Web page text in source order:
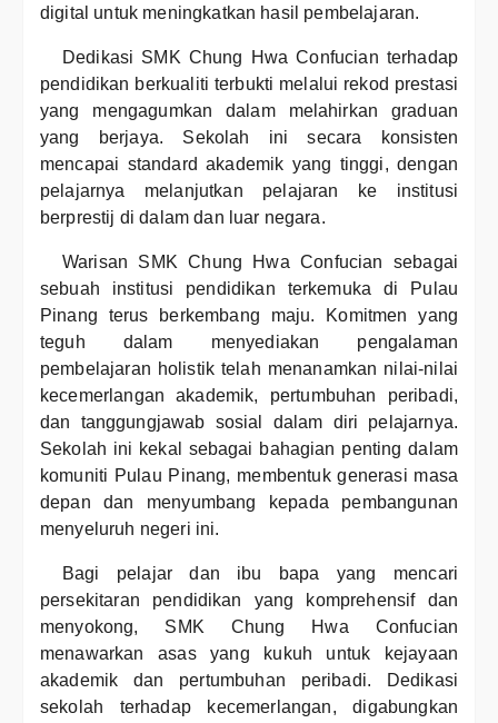
digital untuk meningkatkan hasil pembelajaran.
Dedikasi SMK Chung Hwa Confucian terhadap
pendidikan berkualiti terbukti melalui rekod prestasi
yang mengagumkan dalam melahirkan graduan
yang berjaya. Sekolah ini secara konsisten
mencapai standard akademik yang tinggi, dengan
pelajarnya melanjutkan pelajaran ke institusi
berprestij di dalam dan luar negara.
Warisan SMK Chung Hwa Confucian sebagai
sebuah institusi pendidikan terkemuka di Pulau
Pinang terus berkembang maju. Komitmen yang
teguh dalam menyediakan pengalaman
pembelajaran holistik telah menanamkan nilai-nilai
kecemerlangan akademik, pertumbuhan peribadi,
dan tanggungjawab sosial dalam diri pelajarnya.
Sekolah ini kekal sebagai bahagian penting dalam
komuniti Pulau Pinang, membentuk generasi masa
depan dan menyumbang kepada pembangunan
menyeluruh negeri ini.
Bagi pelajar dan ibu bapa yang mencari
persekitaran pendidikan yang komprehensif dan
menyokong, SMK Chung Hwa Confucian
menawarkan asas yang kukuh untuk kejayaan
akademik dan pertumbuhan peribadi. Dedikasi
sekolah terhadap kecemerlangan, digabungkan